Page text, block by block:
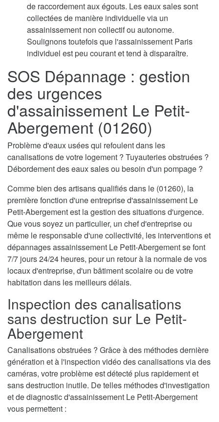
de raccordement aux égouts. Les eaux sales sont
collectées de manière individuelle via un
assainissement non collectif ou autonome.
Soulignons toutefois que l'assainissement Paris
individuel est peu courant et tend à disparaître.
SOS Dépannage : gestion
des urgences
d'assainissement Le Petit-
Abergement (01260)
Problème d'eaux usées qui refoulent dans les
canalisations de votre logement ? Tuyauteries obstruées ?
Débordement des eaux sales ou besoin d'un pompage ?
Comme bien des artisans qualifiés dans le (01260), la
première fonction d'une entreprise d'assainissement Le
Petit-Abergement est la gestion des situations d'urgence.
Que vous soyez un particulier, un chef d'entreprise ou
même le responsable d'une collectivité, les interventions et
dépannages assainissement Le Petit-Abergement se font
7/7 jours 24/24 heures, pour un retour à la normale de vos
locaux d'entreprise, d'un bâtiment scolaire ou de votre
habitation dans les meilleurs délais.
Inspection des canalisations
sans destruction sur Le Petit-
Abergement
Canalisations obstruées ? Grâce à des méthodes dernière
génération et à l'inspection vidéo des canalisations via des
caméras, votre problème est détecté plus rapidement et
sans destruction inutile. De telles méthodes d'investigation
et de diagnostic d'assainissement Le Petit-Abergement
vous permettent :